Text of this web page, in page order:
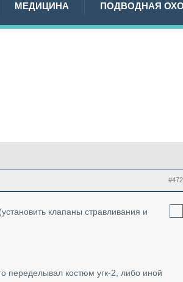
МЕДИЦИНА ПОДВОДНАЯ
клапаны стравливания и
переделывал костюм угк-2, либо иной